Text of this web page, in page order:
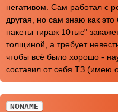
негативом. Сам работал с
другая, но сам знаю как
пакеты тираж 10тыс"
толщиной, а требует
чтобы всё было хорошо -
составил от себя ТЗ (имею
NONAME